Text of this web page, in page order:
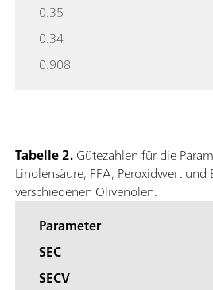
0.35
0.34
0.908
Tabelle 2.Gütezahlen für die
Linolensäure, FFA, Peroxidwert und
verschiedenen Olivenölen.
Parameter
SEC
SECV